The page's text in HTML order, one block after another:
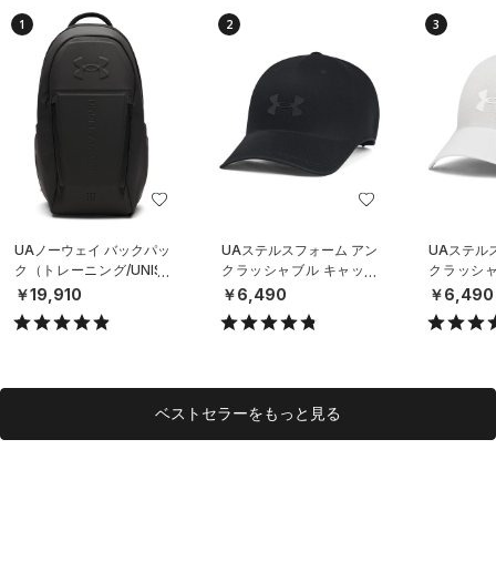
1
UAノーウェイ バックパッ
ク（トレーニング/UNISE
X）
￥19,910
2
UAステルスフォーム アン
クラッシャブル キャップ
（ライフスタイル/UNISE
￥6,490
3
UAステル
クラッシ
（ライフ
￥6,490
ベストセラーをもっと見る